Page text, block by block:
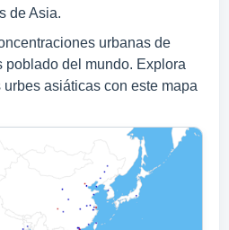
de Asia.
urbanas de
poblado del mundo. Explora
asiáticas con este mapa